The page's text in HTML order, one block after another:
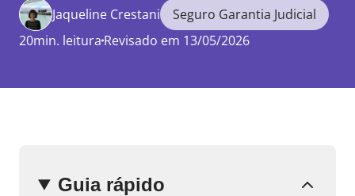
Jaqueline Crestani
Seguro Garantia Judicial
20min. leitura Revisado em 13/05/2026
Guia rápido